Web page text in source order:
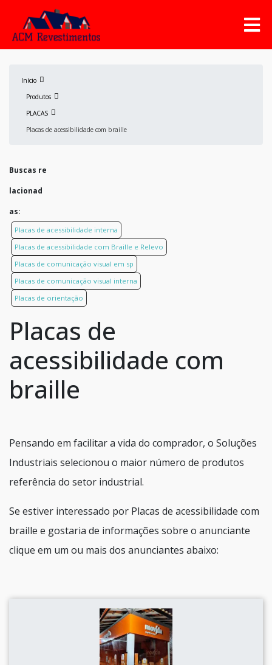
Início
Produtos
PLACAS
Placas de acessibilidade com braille
Buscas re
lacionad
as:
Placas de acessibilidade interna
Placas de acessibilidade com Braille e Relevo
Placas de comunicação visual em sp
Placas de comunicação visual interna
Placas de orientação
Placas de
acessibilidade com
braille
Pensando em facilitar a vida do comprador, o Soluções
Industriais selecionou o maior número de produtos
referência do setor industrial.
Se estiver interessado por Placas de acessibilidade com
braille e gostaria de informações sobre o anunciante
clique em um ou mais dos anunciantes abaixo: